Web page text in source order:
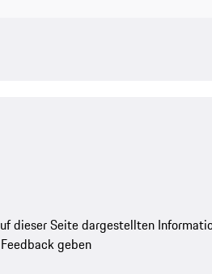
dieser Seite dargestellten
geben